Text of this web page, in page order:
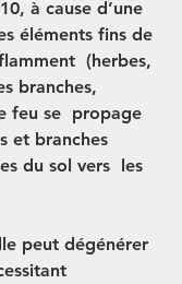
à cause d’une
éléments fins de
(herbes,
branches,
feu se  propage
et branches
du sol vers  les
peut dégénérer